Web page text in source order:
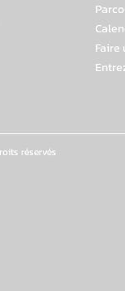
Faire
réservés